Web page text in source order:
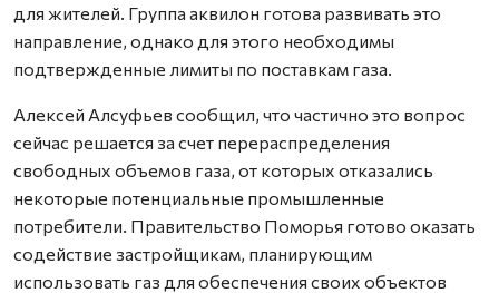
для жителей. Группа аквилон готова развивать это
направление, однако для этого необходимы
подтвержденные лимиты по поставкам газа.
Алексей Алсуфьев сообщил, что частично это вопрос
сейчас решается за счет перераспределения
свободных объемов газа, от которых отказались
некоторые потенциальные промышленные
потребители. Правительство Поморья готово оказать
содействие застройщикам, планирующим
использовать газ для обеспечения своих объектов